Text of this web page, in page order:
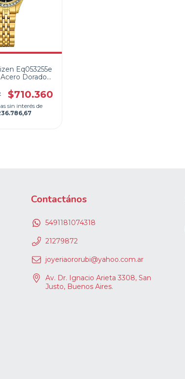
Eq053255e
Dorado
$710.360
sin interés de
Contactános
5491181074318
21279872
joyeriaororubi@yahoo.com.ar
Av. Dr. Ignacio Arieta 3308, San
Justo, Buenos Aires.